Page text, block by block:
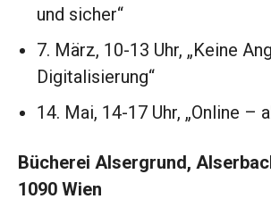
und sicher“
7. März, 10-13 Uhr, „Keine
Digitalisierung“
14. Mai, 14-17 Uhr, „Online –
Bücherei Alsergrund,
1090 Wien